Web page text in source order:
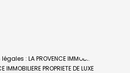
: LA PROVENCE IMMOBILIERE |
PROPRIETE DE LUXE